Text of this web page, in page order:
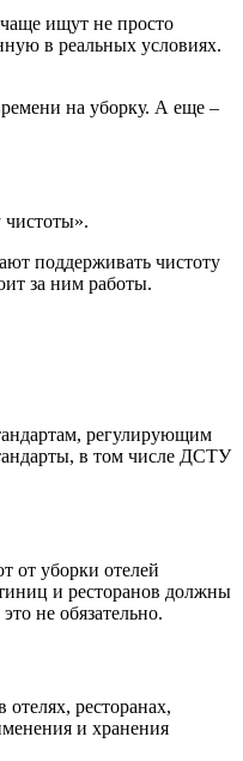
ищут не просто
в реальных условиях.
на уборку. А еще –
чистоты».
поддерживать чистоту
за ним работы.
регулирующим
в том числе ДСТУ
от уборки отелей
и ресторанов должны
не обязательно.
ресторанах,
и хранения